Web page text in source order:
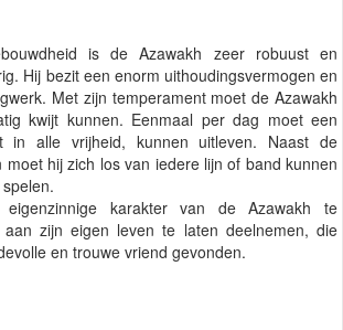
is de Azawakh zeer robuust en
Hij bezit een enorm uithoudingsvermogen en
Met zijn temperament moet de Azawakh
kwijt kunnen. Eenmaal per dag moet een
in alle vrijheid, kunnen uitleven. Naast de
moet hij zich los van iedere lijn of band kunnen
karakter van de Azawakh te
zijn eigen leven te laten deelnemen, die
en trouwe vriend gevonden.